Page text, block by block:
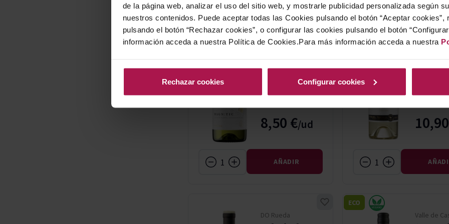
de la página web, analizar el uso del sitio web, y mostrarle publicidad personalizada según
nuestros contenidos. Puede aceptar todas las Cookies pulsando el botón “Aceptar cookies”,
pulsando el botón “Rechazar cookies”, o configurar las cookies pulsando el botón
información acceda a nuestra Política de Cookies.Para más información acceda a nuestra
Rechazar cookies Configurar cookies
DO Catalunya
Magnetic
Blanco
2025
8,50 €
AÑADIR
Valle
Las
Miguel
ECO
DO Rueda Valle de
ECO